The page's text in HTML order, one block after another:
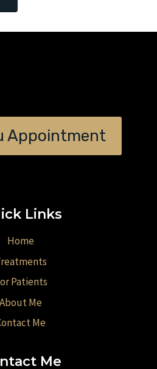
Appointment
Links
Home
Patients
About Me
Me
Me